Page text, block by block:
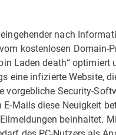
nach
kostenlosen
death“ optimiert
eine infizierte Website,
vorgebliche Security-
Mails diese Neuigkeit
beinhaltet.